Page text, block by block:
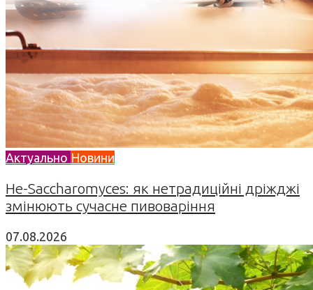
Актуально Новини
Не-Saccharomyces: як нетрадиційні дріжджі
змінюють сучасне пивоваріння
07.08.2026